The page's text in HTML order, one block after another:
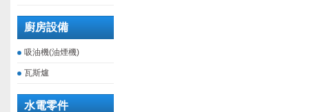
廚房設備
吸油機(油煙機)
瓦斯爐
水電零件